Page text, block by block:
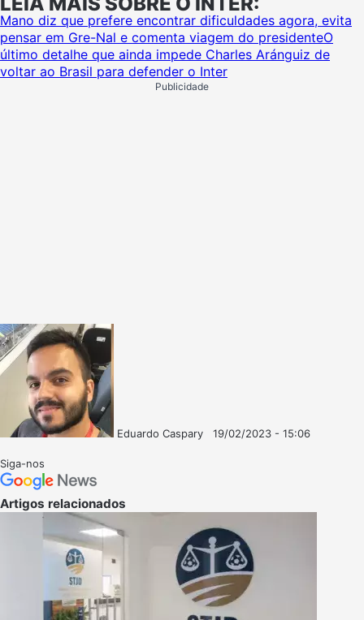
Mano diz que prefere encontrar dificuldades agora, evita
pensar em Gre-Nal e comenta viagem do presidenteO
último detalhe que ainda impede Charles Aránguiz de
voltar ao Brasil para defender o Inter
Publicidade
Eduardo Caspary
19/02/2023 - 15:06
Siga-nos
Artigos relacionados